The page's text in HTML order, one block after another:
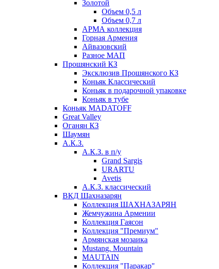
Золотой
Объем 0,5 л
Объем 0,7 л
АРМА коллекция
Горная Армения
Айвазовский
Разное МАП
Прошянский КЗ
Эксклюзив Прошянского КЗ
Коньяк Классический
Коньяк в подарочной упаковке
Коньяк в тубе
Коньяк MADATOFF
Great Valley
Оганян КЗ
Шаумян
А.К.З.
А.К.З. в п/у
Grand Sargis
URARTU
Avetis
А.К.З. классический
ВКД Шахназарян
Коллекция ШАХНАЗАРЯН
Жемчужина Армении
Коллекция Гаясон
Коллекция "Премиум"
Армянская мозаика
Mustang. Mountain
MAUTAIN
Коллекция "Паракар"